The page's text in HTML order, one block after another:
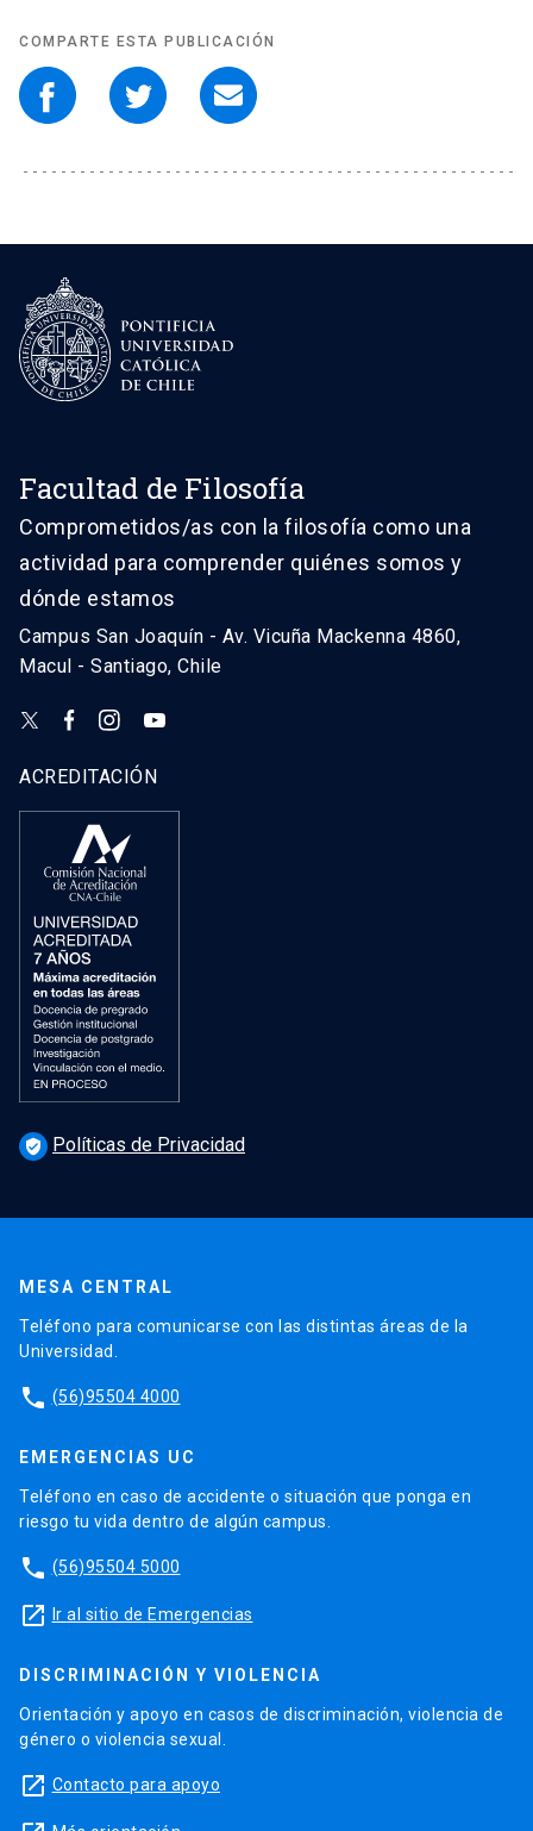
COMPARTE ESTA PUBLICACIÓN
Facultad de Filosofía
Comprometidos/as con la filosofía como una
actividad para comprender quiénes somos y
dónde estamos
Campus San Joaquín - Av. Vicuña Mackenna 4860,
Macul - Santiago, Chile
ACREDITACIÓN
verified_user Políticas de Privacidad
MESA CENTRAL
Teléfono para comunicarse con las distintas áreas de la
Universidad.
phone (56)95504 4000
EMERGENCIAS UC
Teléfono en caso de accidente o situación que ponga en
riesgo tu vida dentro de algún campus.
phone (56)95504 5000
launch Ir al sitio de Emergencias
DISCRIMINACIÓN Y VIOLENCIA
Orientación y apoyo en casos de discriminación, violencia de
género o violencia sexual.
launch Contacto para apoyo